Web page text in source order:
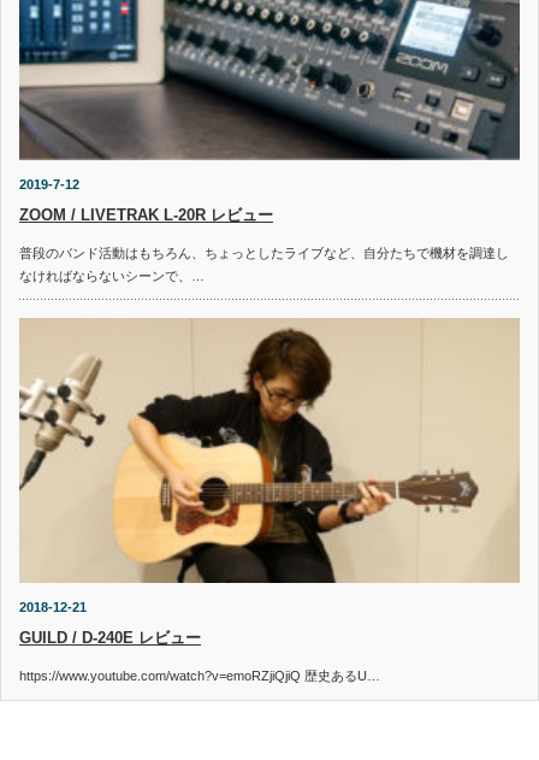
2019-7-12
ZOOM / LIVETRAK L-20R レビュー
普段のバンド活動はもちろん、ちょっとしたライブなど、自分たちで機材を調達し
なければならないシーンで、…
2018-12-21
GUILD / D-240E レビュー
https://www.youtube.com/watch?v=emoRZjiQjiQ 歴史あるU…